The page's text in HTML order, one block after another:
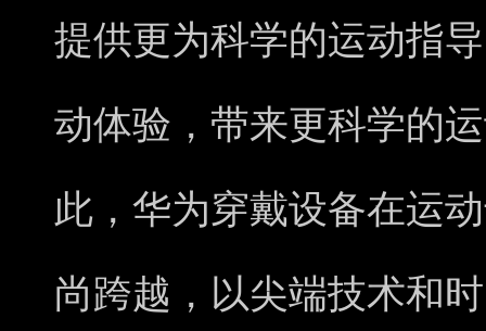
提供更为科学的运动指
动体验，带来更科学的
此，华为穿戴设备在运
尚跨越，以尖端技术和